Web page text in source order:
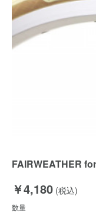
FAIRWEATHER
￥4,180 (税込)
数量